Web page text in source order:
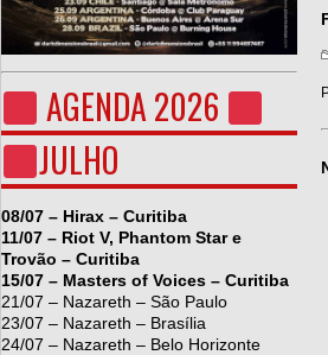
AGENDA 2026
JULHO
08/07 – Hirax – Curitiba
11/07 – Riot V, Phantom Star e
Trovão – Curitiba
15/07 – Masters of Voices – Curitiba
21/07 – Nazareth – São Paulo
23/07 – Nazareth – Brasília
24/07 – Nazareth – Belo Horizonte